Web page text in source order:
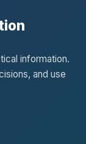
information.
and use